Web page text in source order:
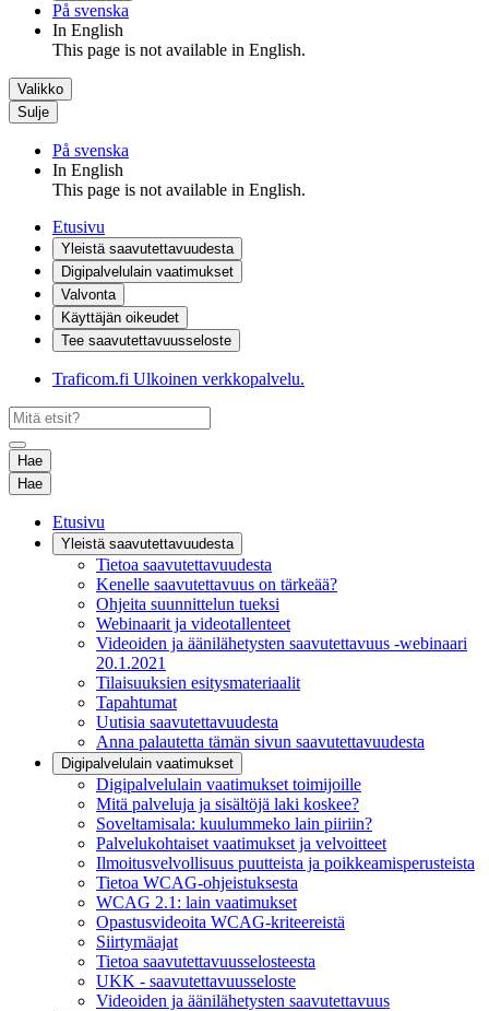
På svenska
In English
This page is not available in English.
Valikko
Sulje
På svenska
In English
This page is not available in English.
Etusivu
Yleistä saavutettavuudesta
Digipalvelulain vaatimukset
Valvonta
Käyttäjän oikeudet
Tee saavutettavuusseloste
Traficom.fi Ulkoinen verkkopalvelu.
Hae
Hae
Etusivu
Yleistä saavutettavuudesta
Tietoa saavutettavuudesta
Kenelle saavutettavuus on tärkeää?
Ohjeita suunnittelun tueksi
Webinaarit ja videotallenteet
Videoiden ja äänilähetysten saavutettavuus -webinaari
20.1.2021
Tilaisuuksien esitysmateriaalit
Tapahtumat
Uutisia saavutettavuudesta
Anna palautetta tämän sivun saavutettavuudesta
Digipalvelulain vaatimukset
Digipalvelulain vaatimukset toimijoille
Mitä palveluja ja sisältöjä laki koskee?
Soveltamisala: kuulummeko lain piiriin?
Palvelukohtaiset vaatimukset ja velvoitteet
Ilmoitusvelvollisuus puutteista ja poikkeamisperusteista
Tietoa WCAG-ohjeistuksesta
WCAG 2.1: lain vaatimukset
Opastusvideoita WCAG-kriteereistä
Siirtymäajat
Tietoa saavutettavuusselosteesta
UKK - saavutettavuusseloste
Videoiden ja äänilähetysten saavutettavuus